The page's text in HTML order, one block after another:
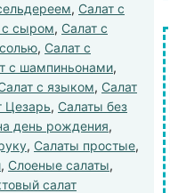
, Салат с
с сыром, Салат с
, Салат с
с шампиньонами,
с языком, Салат
Цезарь, Салаты без
день рождения,
, Салаты простые,
, Слоеные салаты,
салат